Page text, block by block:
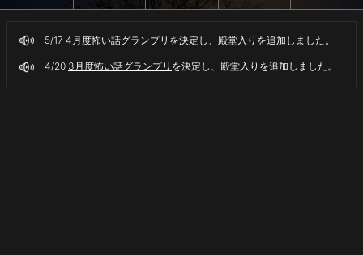
5/17 4月度怖い話グランプリ を決定し、殿堂入りを追加しました。
4/20 3月度怖い話グランプリ を決定し、殿堂入りを追加しました。